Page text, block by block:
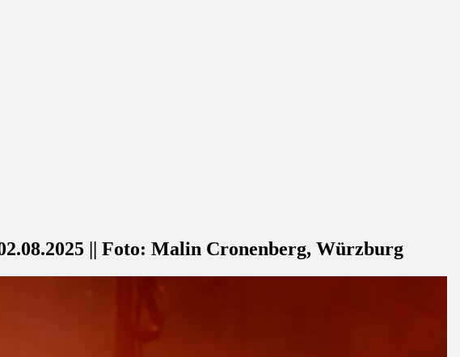
|| Foto: Malin Cronenberg, Würzburg